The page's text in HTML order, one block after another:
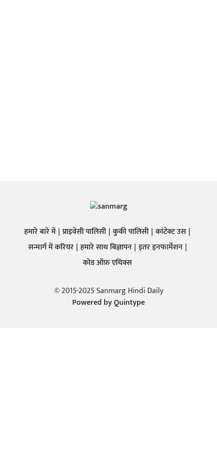
हमारे बारे में प्राइवेसी पालिसी कुकी पालिसी कांटेक्ट उस
सन्मार्ग में करियर हमारे साथ बिज्ञापन इतर इनफार्मेशन
कोड ऑफ़ एथिक्स
© 2015-2025 Sanmarg Hindi Daily
Powered byQuintype